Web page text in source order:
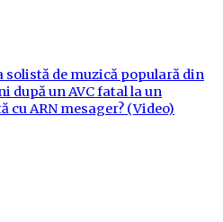
solistă de muzică populară din
după un AVC fatal la un
cu ARN mesager? (Video)